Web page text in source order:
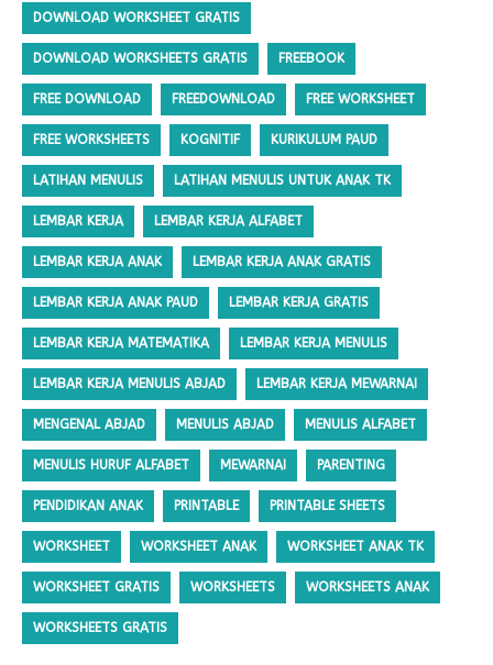
DOWNLOAD WORKSHEET GRATIS
DOWNLOAD WORKSHEETS GRATIS FREEBOOK
FREE DOWNLOAD FREEDOWNLOAD FREE WORKSHEET
FREE WORKSHEETS KOGNITIF KURIKULUM PAUD
LATIHAN MENULIS LATIHAN MENULIS UNTUK ANAK TK
LEMBAR KERJA LEMBAR KERJA ALFABET
LEMBAR KERJA ANAK LEMBAR KERJA ANAK GRATIS
LEMBAR KERJA ANAK PAUD LEMBAR KERJA GRATIS
LEMBAR KERJA MATEMATIKA LEMBAR KERJA MENULIS
LEMBAR KERJA MENULIS ABJAD LEMBAR KERJA MEWARNAI
MENGENAL ABJAD MENULIS ABJAD MENULIS ALFABET
MENULIS HURUF ALFABET MEWARNAI PARENTING
PENDIDIKAN ANAK PRINTABLE PRINTABLE SHEETS
WORKSHEET WORKSHEET ANAK WORKSHEET ANAK TK
WORKSHEET GRATIS WORKSHEETS WORKSHEETS ANAK
WORKSHEETS GRATIS